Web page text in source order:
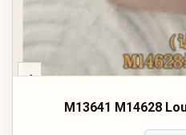
‹
M13641 M14628